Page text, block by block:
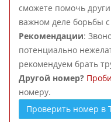
сможете помочь
важном деле борьбы
Рекомендации:
потенциально
рекомендуем брать
Другой номер?
номеру.
Проверить номер в